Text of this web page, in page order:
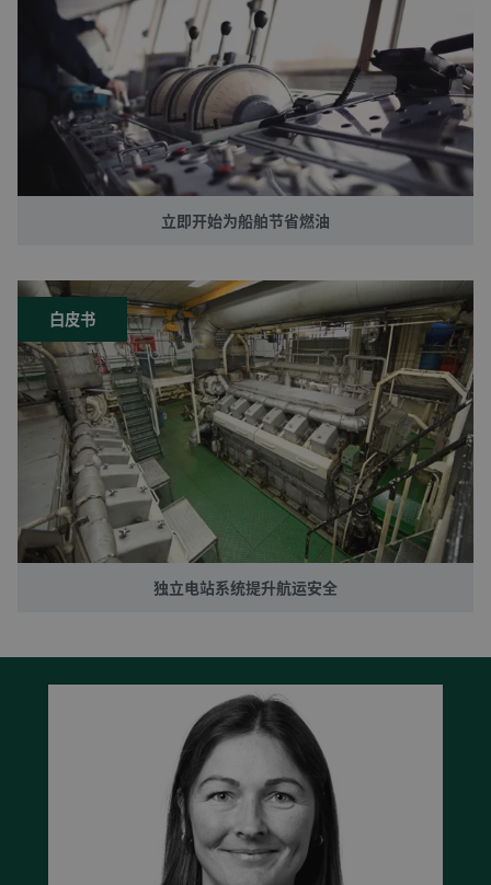
立即开始为船舶节省燃油
白皮书
独立电站系统提升航运安全